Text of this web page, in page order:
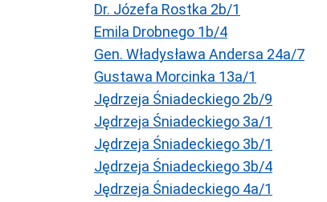
Dr. Józefa Rostka 2b/1
Emila Drobnego 1b/4
Gen. Władysława Andersa 24a/7
Gustawa Morcinka 13a/1
Jędrzeja Śniadeckiego 2b/9
Jędrzeja Śniadeckiego 3a/1
Jędrzeja Śniadeckiego 3b/1
Jędrzeja Śniadeckiego 3b/4
Jędrzeja Śniadeckiego 4a/1